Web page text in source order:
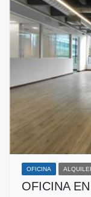
OFICINA
OFICINA